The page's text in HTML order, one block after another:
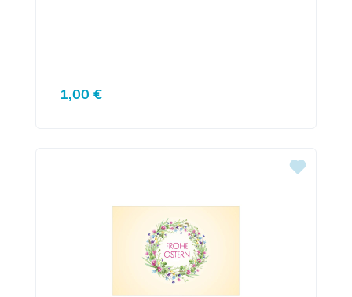
Regulärer Preis:
1,00 €